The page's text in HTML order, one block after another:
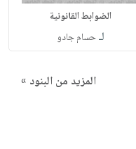
الضوابط القانونية
لـحسام جادو
المزيد من البنود »